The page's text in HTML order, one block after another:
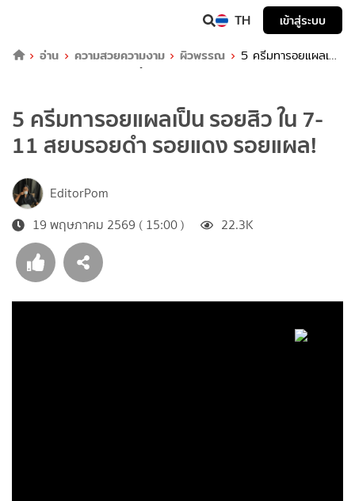
TH
เข้าสู่ระบบ
อ่าน
ความสวยความงาม ผิวพรรณ
5 ครีมทารอยแผลเป็น
รอยสิว ใน 7-11 สยบรอยดำ รอยแดง รอยแผล!
5 ครีมทารอยแผลเป็น รอยสิว ใน 7-
11 สยบรอยดำ รอยแดง รอยแผล!
EditorPom
19 พฤษภาคม 2569 ( 15:00 )
22.3K